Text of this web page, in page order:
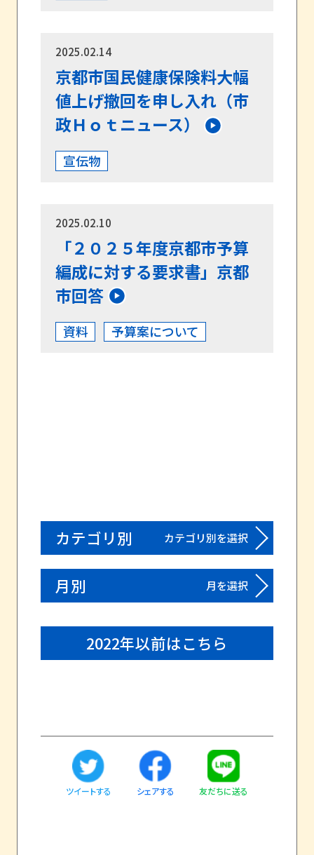
2025.02.14
京都市国民健康保険料大幅
値上げ撤回を申し入れ（市
政Ｈｏｔニュース）
宣伝物
2025.02.10
「２０２５年度京都市予算
編成に対する要求書」京都
市回答
資料 予算案について
カテゴリ別 カテゴリ別を選択
月別 月を選択
2022年以前はこちら
ツイートする シェアする 友だちに送る